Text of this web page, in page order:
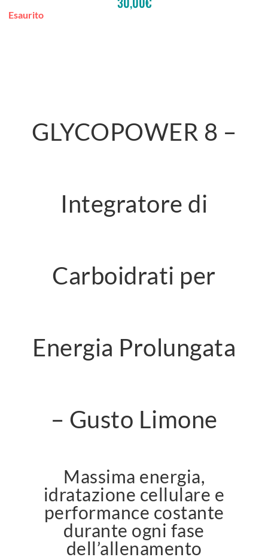
Esaurito
GLYCOPOWER 8 –
Integratore di
Carboidrati per
Energia Prolungata
– Gusto Limone
Massima energia,
idratazione cellulare e
performance costante
durante ogni fase
dell’allenamento